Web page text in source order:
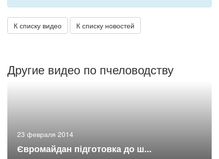
К списку видео К списку новостей
Другие видео по пчеловодству
23 февраля 2014
Євромайдан підготовка до ш...